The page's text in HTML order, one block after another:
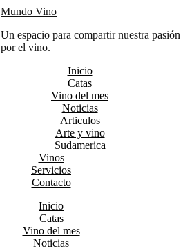
Mundo Vino
Un espacio para compartir nuestra pasión
por el vino.
Inicio
Catas
Vino del mes
Noticias
Articulos
Arte y vino
Sudamerica
Vinos
Servicios
Contacto
Inicio
Catas
Vino del mes
Noticias